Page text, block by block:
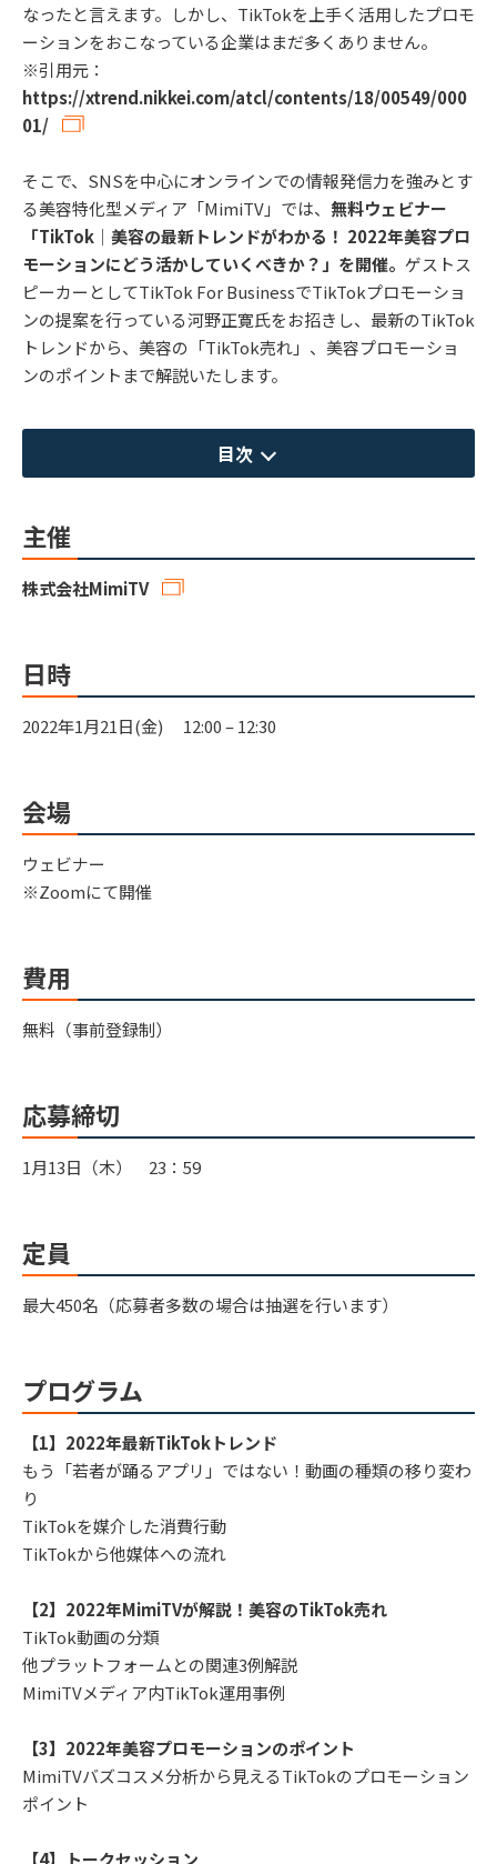
なったと言えます。しかし、TikTokを上手く活用したプロモ
ーションをおこなっている企業はまだ多くありません。
※引用元：
https://xtrend.nikkei.com/atcl/contents/18/00549/000
01/
そこで、SNSを中心にオンラインでの情報発信力を強みとす
る美容特化型メディア「MimiTV」では、 無料ウェビナー
「TikTok│美容の最新トレンドがわかる！ 2022年美容プロ
モーションにどう活かしていくべきか？」を開催。 ゲストス
ピーカーとしてTikTok For BusinessでTikTokプロモーショ
ンの提案を行っている河野正寛氏をお招きし、最新のTikTok
トレンドから、美容の「TikTok売れ」、美容プロモーショ
ンのポイントまで解説いたします。
目次
主催
株式会社MimiTV
日時
2022年1月21日(金) 12:00 – 12:30
会場
ウェビナー
※Zoomにて開催
費用
無料（事前登録制）
応募締切
1月13日（木） 23：59
定員
最大450名（応募者多数の場合は抽選を行います）
プログラム
【1】2022年最新TikTokトレンド
もう「若者が踊るアプリ」ではない！動画の種類の移り変わ
り
TikTokを媒介した消費行動
TikTokから他媒体への流れ
【2】2022年MimiTVが解説！美容のTikTok売れ
TikTok動画の分類
他プラットフォームとの関連3例解説
MimiTVメディア内TikTok運用事例
【3】2022年美容プロモーションのポイント
MimiTVバズコスメ分析から見えるTikTokのプロモーション
ポイント
【4】トークセッション